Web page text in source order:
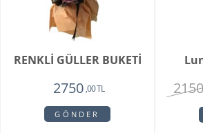
RENKLİ GÜLLER BUKETİ
2750 ,00 TL
GÖNDER
2150